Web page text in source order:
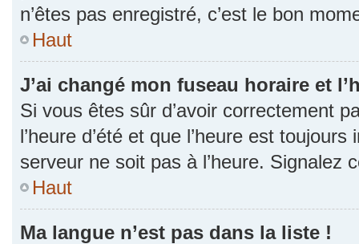
n’êtes pas enregistré, c’est le bon
Haut
J’ai changé mon fuseau horaire et
Si vous êtes sûr d’avoir correctement
l’heure d’été et que l’heure est
serveur ne soit pas à l’heure. Signalez
Haut
Ma langue n’est pas dans la liste !